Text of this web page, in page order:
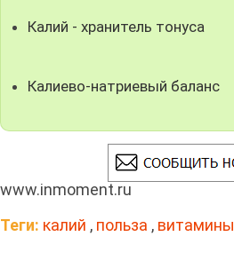
Калий - хранитель тонуса
Калиево-натриевый баланс
www.inmoment.ru
Теги: калий , польза , витамины